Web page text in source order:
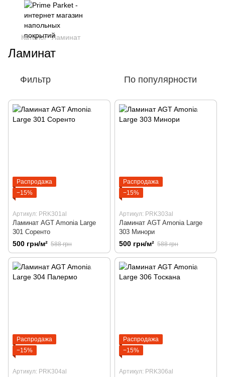
Каталог Ламинат
Ламинат
Фильтр По популярности
Распродажа
−15%
Артикул: PRK301al
Ламинат AGT Amonia Large
301 Соренто
500 грн/м² 588 грн
Распродажа
−15%
Артикул: PRK303al
Ламинат AGT Amonia Large
303 Минори
500 грн/м² 588 грн
Распродажа
−15%
Артикул: PRK304al
Распродажа
−15%
Артикул: PRK306al